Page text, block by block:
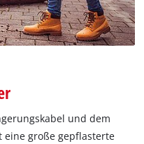
und dem
eine große gepflasterte